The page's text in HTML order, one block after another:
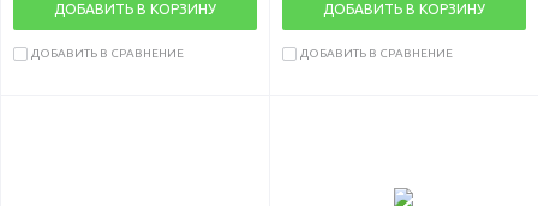
ДОБАВИТЬ В КОРЗИНУ
ДОБАВИТЬ В СРАВНЕНИЕ
ДОБАВИТЬ В КОРЗИНУ
ДОБАВИТЬ В СРАВНЕНИЕ